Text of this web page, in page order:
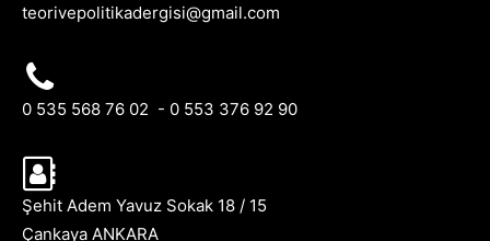
teorivepolitikadergisi@gmail.com
0 535 568 76 02 - 0 553 376 92 90
Şehit Adem Yavuz Sokak 18 / 15
Çankaya ANKARA